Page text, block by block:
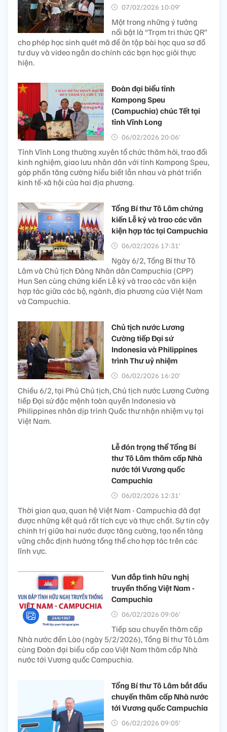
07/02/2026 10:09’
Một trong những ý tưởng
nổi bật là “Trạm tri thức QR”
cho phép học sinh quét mã để ôn tập bài học qua sơ đồ
tư duy và video ngắn do chính các bạn học giỏi thực
hiện.
Đoàn đại biểu tỉnh
Kampong Speu
(Campuchia) chúc Tết tại
tỉnh Vĩnh Long
06/02/2026 20:06’
Tỉnh Vĩnh Long thường xuyên tổ chức thăm hỏi, trao đổi
kinh nghiệm, giao lưu nhân dân với tỉnh Kampong Speu,
góp phần tăng cường hiểu biết lẫn nhau và phát triển
kinh tế-xã hội của hai địa phương.
Tổng Bí thư Tô Lâm chứng
kiến Lễ ký và trao các văn
kiện hợp tác tại Campuchia
06/02/2026 17:31’
Ngày 6/2, Tổng Bí thư Tô
Lâm và Chủ tịch Đảng Nhân dân Campuchia (CPP)
Hun Sen cùng chứng kiến Lễ ký và trao các văn kiện
hợp tác giữa các bộ, ngành, địa phương của Việt Nam
và Campuchia.
Chủ tịch nước Lương
Cường tiếp Đại sứ
Indonesia và Philippines
trình Thư uỷ nhiệm
06/02/2026 16:20’
Chiều 6/2, tại Phủ Chủ tịch, Chủ tịch nước Lương Cường
tiếp Đại sứ đặc mệnh toàn quyền Indonesia và
Philippines nhân dịp trình Quốc thư nhận nhiệm vụ tại
Việt Nam.
Lễ đón trọng thể Tổng Bí
thư Tô Lâm thăm cấp Nhà
nước tới Vương quốc
Campuchia
06/02/2026 12:31’
Thời gian qua, quan hệ Việt Nam - Campuchia đã đạt
được những kết quả rất tích cực và thực chất. Sự tin cậy
chính trị giữa hai nước được tăng cường, tạo nền tảng
vững chắc định hướng tổng thể cho hợp tác trên các
lĩnh vực.
Vun đắp tình hữu nghị
truyền thống Việt Nam -
Campuchia
06/02/2026 09:06’
Tiếp sau chuyến thăm cấp
Nhà nước đến Lào (ngày 5/2/2026), Tổng Bí thư Tô Lâm
cùng Đoàn đại biểu cấp cao Việt Nam thăm cấp Nhà
nước tới Vương quốc Campuchia.
Tổng Bí thư Tô Lâm bắt đầu
chuyến thăm cấp Nhà nước
tới Vương quốc Campuchia
06/02/2026 09:05’